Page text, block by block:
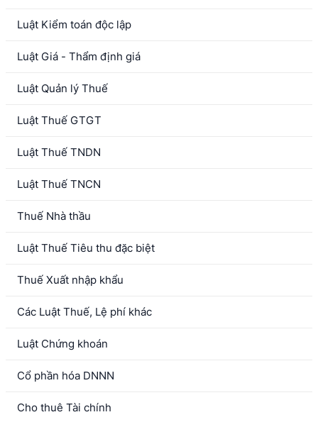
Luật Kiểm toán độc lập
Luật Giá - Thẩm định giá
Luật Quản lý Thuế
Luật Thuế GTGT
Luật Thuế TNDN
Luật Thuế TNCN
Thuế Nhà thầu
Luật Thuế Tiêu thu đặc biệt
Thuế Xuất nhập khẩu
Các Luật Thuế, Lệ phí khác
Luật Chứng khoán
Cổ phần hóa DNNN
Cho thuê Tài chính